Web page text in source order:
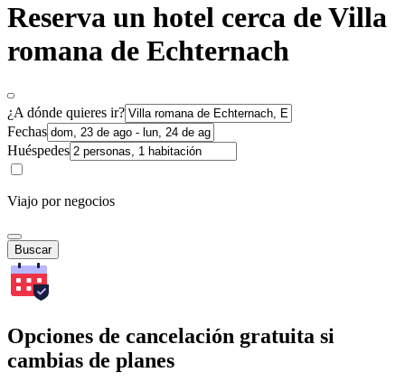
Reserva un hotel cerca de Villa
romana de Echternach
¿A dónde quieres ir?
Fechas
Huéspedes
Viajo por negocios
Buscar
Opciones de cancelación gratuita si
cambias de planes